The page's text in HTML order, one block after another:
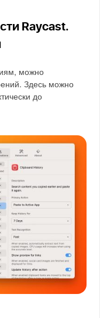
Raycast.
можно
Здесь можно
до